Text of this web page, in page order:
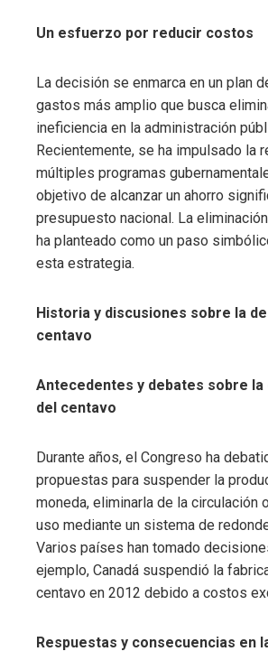
Un esfuerzo por reducir costos
La decisión se enmarca en un plan
gastos más amplio que busca
ineficiencia en la administración
Recientemente, se ha impulsado la
múltiples programas
objetivo de alcanzar un ahorro
presupuesto nacional. La
ha planteado como un paso
esta estrategia.
Historia y discusiones sobre la
centavo
Antecedentes y debates sobre la
del centavo
Durante años, el Congreso ha
propuestas para suspender la
moneda, eliminarla de la circulación
uso mediante un sistema de
Varios países han tomado
ejemplo, Canadá suspendió la
centavo en 2012 debido a costos
Respuestas y consecuencias en